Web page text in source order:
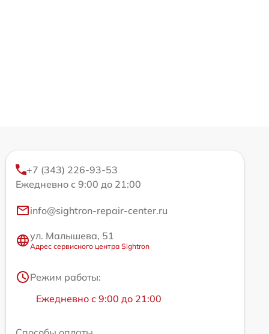
+7 (343) 226-93-53
Ежедневно с 9:00 до 21:00
info@sightron-repair-center.ru
ул. Малышева, 51
Адрес сервисного центра Sightron
Режим работы:
Ежедневно с 9:00 до 21:00